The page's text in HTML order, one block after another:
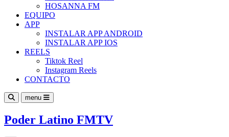
HOSANNA FM
EQUIPO
APP
INSTALAR APP ANDROID
INSTALAR APP IOS
REELS
Tiktok Reel
Instagram Reels
CONTACTO
menu
Poder Latino FMTV